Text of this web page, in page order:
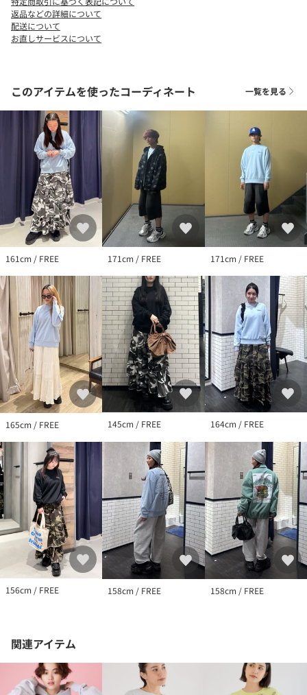
※着用、お取り扱いの際は、アテンションタグをご確認くださ
い。
返品などの詳細について
配送について
お直しサービスについて
このアイテムを使ったコーディネート 一覧を見る
161cm / FREE 171cm / FREE 171cm / FREE
165cm / FREE 145cm / FREE 164cm / FREE
156cm / FREE 158cm / FREE 158cm / FREE
関連アイテム